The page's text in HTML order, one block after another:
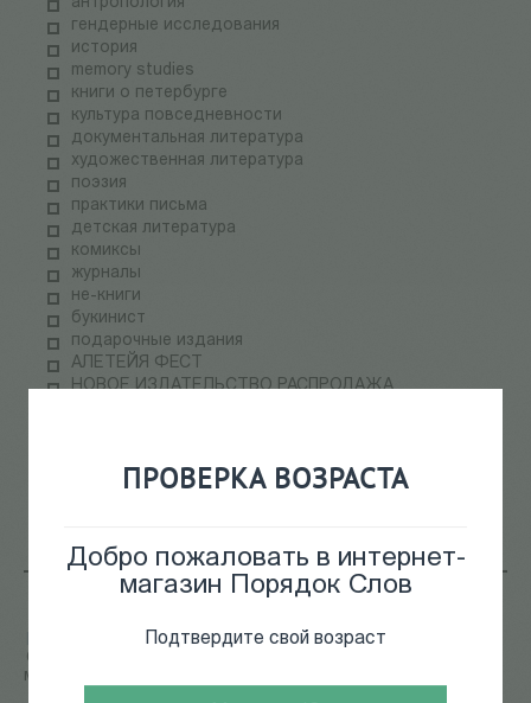
ПРОВЕРКА ВОЗРАСТА
Добро пожаловать в интернет-
магазин Порядок Слов
Подтвердите свой возраст
гендерные исследования
история
memory studies
книги о петербурге
культура повседневности
документальная литература
художественная литература
поэзия
практики письма
детская литература
комиксы
журналы
не-книги
букинист
подарочные издания
АЛЕТЕЙЯ ФЕСТ
НОВОЕ ИЗДАТЕЛЬСТВО РАСПРОДАЖА
теория медиа
КАТАЛОГ КНИГ / кино / теория кино
Создание арки персонажа. Секреты сценарного
мастерства: единство структуры, сюжета и героя